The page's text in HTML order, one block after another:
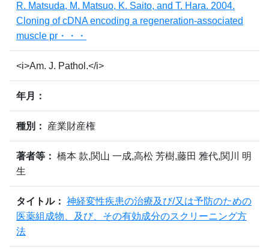
R. Matsuda, M. Matsuo, K. Saito, and T. Hara. 2004.
Cloning of cDNA encoding a regeneration-associated
muscle pr・・・
<i>Am. J. Pathol.</i>
年月：
種別： 産業財産権
著者等： 橋本 款,関山 一成,高松 芳樹,藤田 雅代,関川 明
生
タイトル： 神経変性疾患の治療及び/又は予防のための
医薬組成物、及び、その有効成分のスクリーニング方
法